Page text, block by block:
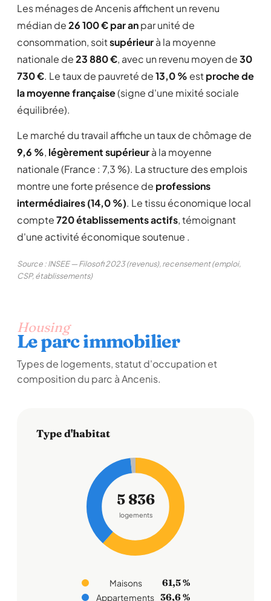
Les ménages de Ancenis affichent un revenu
médian de26 100 € par anpar unité de
consommation, soitsupérieurà la moyenne
nationale de23 880 €, avec un revenu moyen de30
730 €. Le taux de pauvreté de13,0 % estproche de
la moyenne française(signe d'une mixité sociale
équilibrée).
Le marché du travail affiche un taux de chômage de
9,6 %, légèrement supérieurà la moyenne
nationale (France : 7,3 %). La structure des emplois
montre une forte présence de professions
intermédiaires (14,0 %). Le tissu économique local
compte720 établissements actifs, témoignant
d'une activité économique soutenue .
Source : INSEE — Filosofi 2023 (revenus), recensement (emploi,
CSP, établissements)
Housing
Le parc immobilier
Types de logements, statut d'occupation et
composition du parc à Ancenis.
Type d'habitat
5 836
logements
Maisons 61,5 %
Appartements 36,6 %